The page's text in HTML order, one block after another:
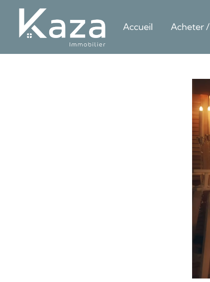
Accueil
Acheter